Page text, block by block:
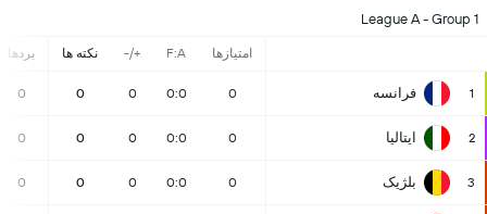
League A - Group 1
امتیازها F:A
+/- نکته ها بردها
1 فرانسه 0
0:0
0
0
0
2 ایتالیا 0
0:0
0
0
0
3 بلژیک 0
0:0
0
0
0